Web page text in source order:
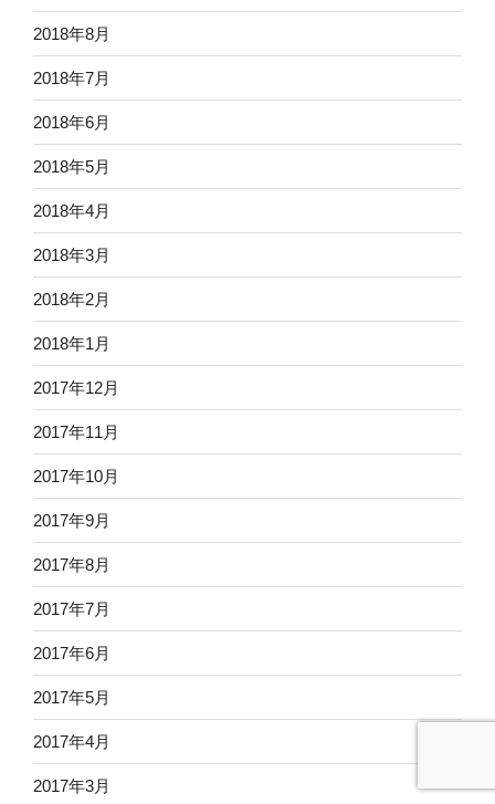
2018年8月
2018年7月
2018年6月
2018年5月
2018年4月
2018年3月
2018年2月
2018年1月
2017年12月
2017年11月
2017年10月
2017年9月
2017年8月
2017年7月
2017年6月
2017年5月
2017年4月
2017年3月